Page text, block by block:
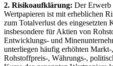
2. Risikoaufklärung: Der Erwerb
Wertpapieren ist mit erheblichen
zum Totalverlust des eingesetzten
insbesondere für Aktien von
Entwicklungs- und
unterliegen häufig erhöhten
Rohstoffpreis-, Währungs-,